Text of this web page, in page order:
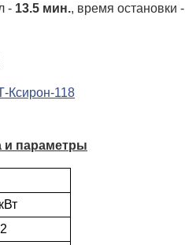
- 13.5 мин., время остановки -
и параметры